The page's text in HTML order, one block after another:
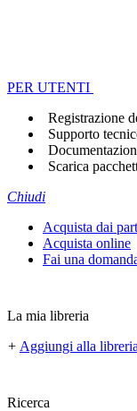
PER UTENTI
Registrazione
Supporto
Scarica
Chiudi
Acquista dai
Acquista online
Fai una
La mia libreria
+ Aggiungi alla libreria
Ricerca